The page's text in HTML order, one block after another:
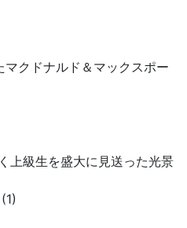
クドナルド＆マックスポー
上級生を盛大に見送った光景